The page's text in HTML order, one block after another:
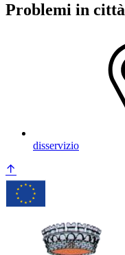
Problemi in città
disservizio